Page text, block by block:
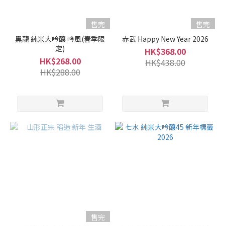
售完
黑龍 純米大吟釀 吟風(春季限
定)
HK$268.00
HK$288.00
售完
赤武 Happy New Year 2026
HK$368.00
HK$438.00
售完